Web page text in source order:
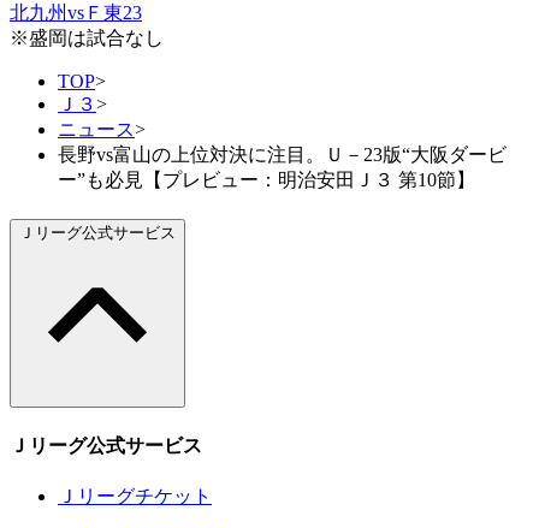
北九州vsＦ東23
※盛岡は試合なし
TOP>
Ｊ３>
ニュース>
長野vs富山の上位対決に注目。Ｕ－23版“大阪ダービ
ー”も必見【プレビュー：明治安田Ｊ３ 第10節】
Ｊリーグ公式サービス
Ｊリーグ公式サービス
Ｊリーグチケット